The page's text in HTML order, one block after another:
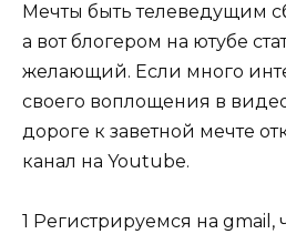
Мечты быть телеведущим
а вот блогером на ютубе
желающий. Если много
своего воплощения в
дороге к заветной мечте
канал на Youtube.
1 Регистрируемся на gmail,